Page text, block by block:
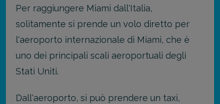
Per raggiungere Miami dall'Italia,
solitamente si prende un volo diretto per
l'aeroporto internazionale di Miami, che è
uno dei principali scali aeroportuali degli
Stati Uniti.
Dall'aeroporto, si può prendere un taxi,